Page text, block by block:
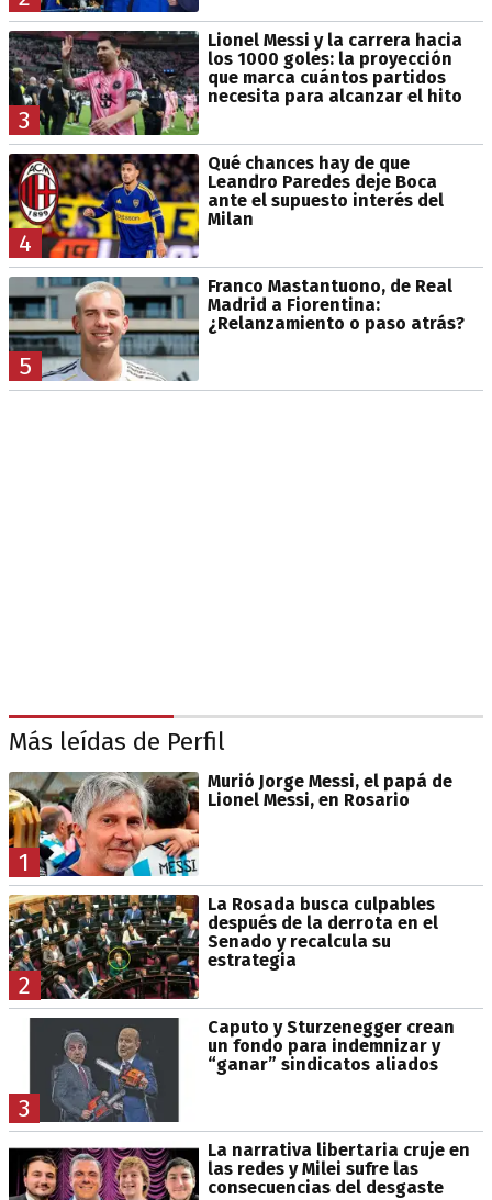
3
Lionel Messi y la carrera hacia
los 1000 goles: la proyección
que marca cuántos partidos
necesita para alcanzar el hito
4
Qué chances hay de que
Leandro Paredes deje Boca
ante el supuesto interés del
Milan
5
Franco Mastantuono, de Real
Madrid a Fiorentina:
¿Relanzamiento o paso atrás?
Más leídas de Perfil
1
Murió Jorge Messi, el papá de
Lionel Messi, en Rosario
2
La Rosada busca culpables
después de la derrota en el
Senado y recalcula su
estrategia
3
Caputo y Sturzenegger crean
un fondo para indemnizar y
“ganar” sindicatos aliados
La narrativa libertaria cruje en
las redes y Milei sufre las
consecuencias del desgaste